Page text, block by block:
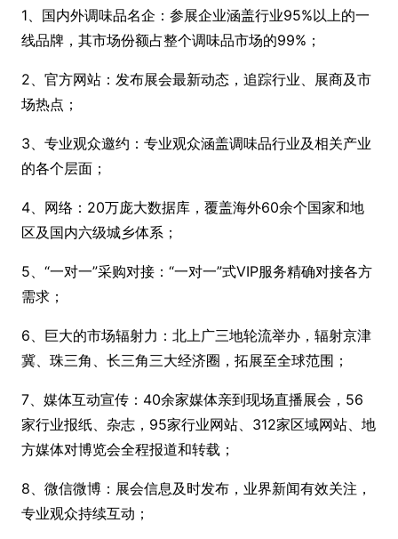
1、国内外调味品名企：参展企业涵盖行业95%以上的一
线品牌，其市场份额占整个调味品市场的99%；
2、官方网站：发布展会最新动态，追踪行业、展商及市
场热点；
3、专业观众邀约：专业观众涵盖调味品行业及相关产业
的各个层面；
4、网络：20万庞大数据库，覆盖海外60余个国家和地
区及国内六级城乡体系；
5、“一对一”采购对接：“一对一”式VIP服务精确对接各方
需求；
6、巨大的市场辐射力：北上广三地轮流举办，辐射京津
冀、珠三角、长三角三大经济圈，拓展至全球范围；
7、媒体互动宣传：40余家媒体亲到现场直播展会，56
家行业报纸、杂志，95家行业网站、312家区域网站、地
方媒体对博览会全程报道和转载；
8、微信微博：展会信息及时发布，业界新闻有效关注，
专业观众持续互动；